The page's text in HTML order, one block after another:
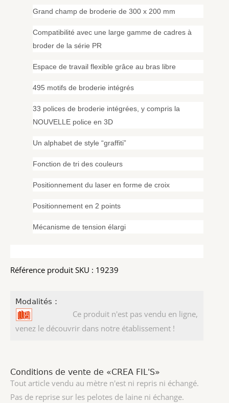
Grand champ de broderie de 300 x 200 mm
Compatibilité avec une large gamme de cadres à
broder de la série PR
Espace de travail flexible grâce au bras libre
495 motifs de broderie intégrés
33 polices de broderie intégrées, y compris la
NOUVELLE police en 3D
Un alphabet de style “graffiti”
Fonction de tri des couleurs
Positionnement du laser en forme de croix
Positionnement en 2 points
Mécanisme de tension élargi
Référence produit SKU : 19239
Modalités :
Ce produit n'est pas vendu en ligne,
venez le découvrir dans notre établissement !
Conditions de vente de «CREA FIL'S»
Tout article vendu au mètre n'est ni repris ni échangé.
Pas de reprise sur les pelotes de laine ni échange.